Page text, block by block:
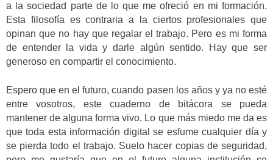
a la sociedad parte de lo que me ofreció en mi formación.
Esta filosofía es contraria a la ciertos profesionales que
opinan que no hay que regalar el trabajo. Pero es mi forma
de entender la vida y darle algún sentido. Hay que ser
generoso en compartir el conocimiento.
Espero que en el futuro, cuando pasen los años y ya no esté
entre vosotros, este cuaderno de bitácora se pueda
mantener de alguna forma vivo. Lo que más miedo me da es
que toda esta información digital se esfume cualquier día y
se pierda todo el trabajo. Suelo hacer copias de seguridad,